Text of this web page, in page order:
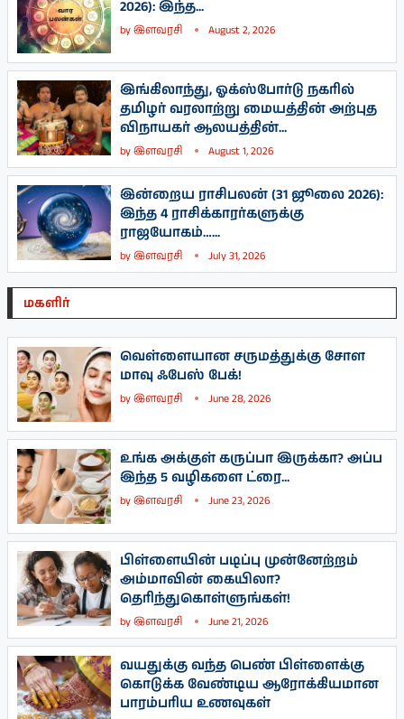
2026): இந்த...
byஇளவரசி August 2, 2026
இங்கிலாந்து, ஓக்ஸ்போர்டு நகரில்
தமிழர் வரலாற்று மையத்தின் அற்புத
விநாயகர் ஆலயத்தின்...
byஇளவரசி August 1, 2026
இன்றைய ராசிபலன் (31 ஜூலை 2026):
இந்த 4 ராசிக்காரர்களுக்கு
ராஜயோகம்…...
byஇளவரசி July 31, 2026
மகளிர்
வெள்ளையான சருமத்துக்கு சோள
மாவு ஃபேஸ் பேக்!
byஇளவரசி June 28, 2026
உங்க அக்குள் கருப்பா இருக்கா? அப்ப
இந்த 5 வழிகளை ட்ரை...
byஇளவரசி June 23, 2026
பிள்ளையின் படிப்பு முன்னேற்றம்
அம்மாவின் கையிலா?
தெரிந்துகொள்ளுங்கள்!
byஇளவரசி June 21, 2026
வயதுக்கு வந்த பெண் பிள்ளைக்கு
கொடுக்க வேண்டிய ஆரோக்கியமான
பாரம்பரிய உணவுகள்